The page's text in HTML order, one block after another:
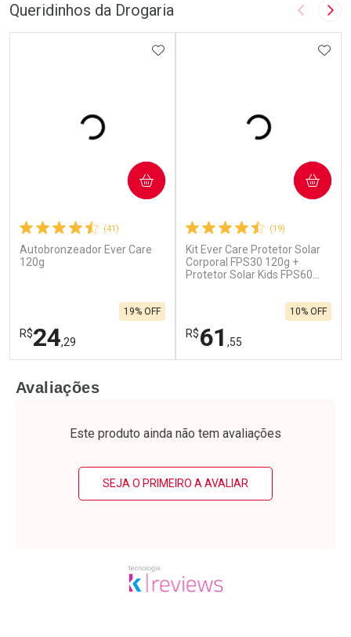
Queridinhos da Drogaria Imagem
(41)
Autobronzeador Ever Care
120g
R$24,29
19% OFF
ADICIONAR AOS FAVORITOS
COMPRAR
Laboratório
Por Menos
(19)
Kit Ever Care Protetor Solar
Corporal FPS30 120g +
Protetor Solar Kids FPS60
R$61 ,55
10% OFF
COMPRAR
Laboratório
Por Menos
Avaliações
Este produto ainda não tem avaliações
SEJA O PRIMEIRO A AVALIAR